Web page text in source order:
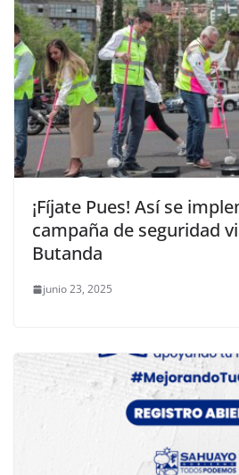
¡Fíjate Pues! Así se
campaña de seguridad
Butanda
junio 23, 2025